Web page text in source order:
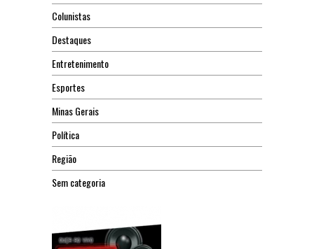
Colunistas
Destaques
Entretenimento
Esportes
Minas Gerais
Política
Região
Sem categoria